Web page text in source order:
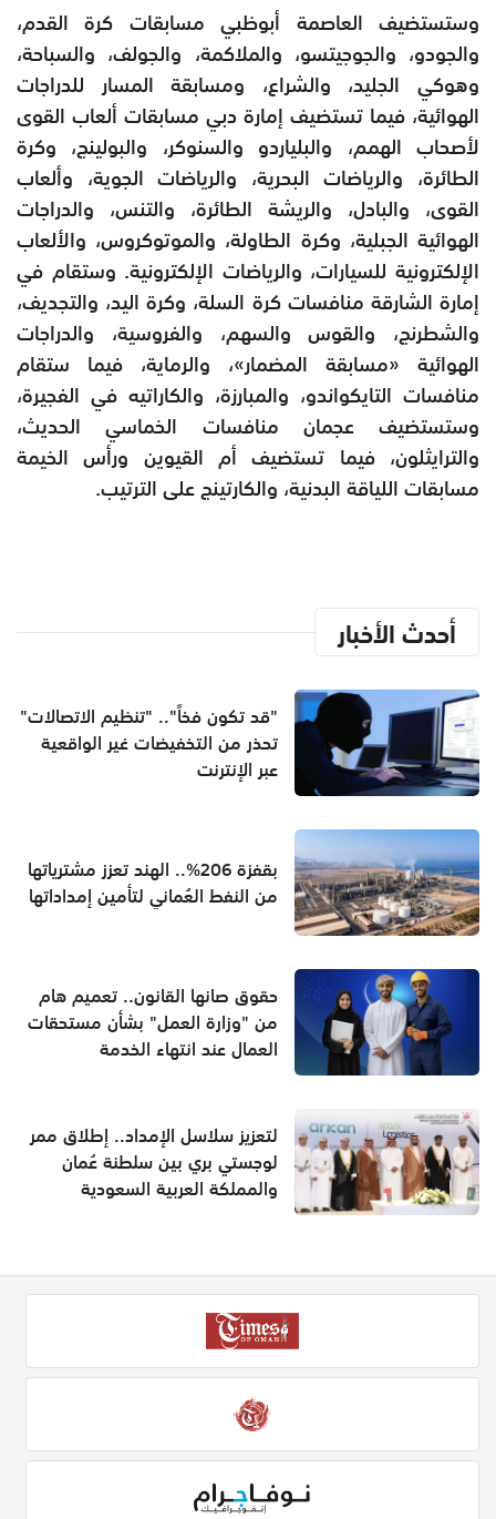
وستستضيف العاصمة أبوظبي مسابقات كرة القدم،
والجودو، والجوجيتسو، والملاكمة، والجولف، والسباحة،
وهوكي الجليد، والشراع، ومسابقة المسار للدراجات
الهوائية، فيما تستضيف إمارة دبي مسابقات ألعاب القوى
لأصحاب الهمم، والبلياردو والسنوكر، والبولينج، وكرة
الطائرة، والرياضات البحرية، والرياضات الجوية، وألعاب
القوى، والبادل، والريشة الطائرة، والتنس، والدراجات
الهوائية الجبلية، وكرة الطاولة، والموتوكروس، والألعاب
الإلكترونية للسيارات، والرياضات الإلكترونية. وستقام في
إمارة الشارقة منافسات كرة السلة، وكرة اليد، والتجديف،
والشطرنج، والقوس والسهم، والفروسية، والدراجات
الهوائية «مسابقة المضمار»، والرماية، فيما ستقام
منافسات التايكواندو، والمبارزة، والكاراتيه في الفجيرة،
وستستضيف عجمان منافسات الخماسي الحديث،
والترايثلون، فيما تستضيف أم القيوين ورأس الخيمة
مسابقات اللياقة البدنية، والكارتينج على الترتيب.
أحدث الأخبار
"قد تكون فخاً".. "تنظيم الاتصالات"
تحذر من التخفيضات غير الواقعية
عبر الإنترنت
بقفزة 206%.. الهند تعزز مشترياتها
من النفط العُماني لتأمين إمداداتها
حقوق صانها القانون.. تعميم هام
من "وزارة العمل" بشأن مستحقات
العمال عند انتهاء الخدمة
لتعزيز سلاسل الإمداد.. إطلاق ممر
لوجستي بري بين سلطنة عُمان
والمملكة العربية السعودية